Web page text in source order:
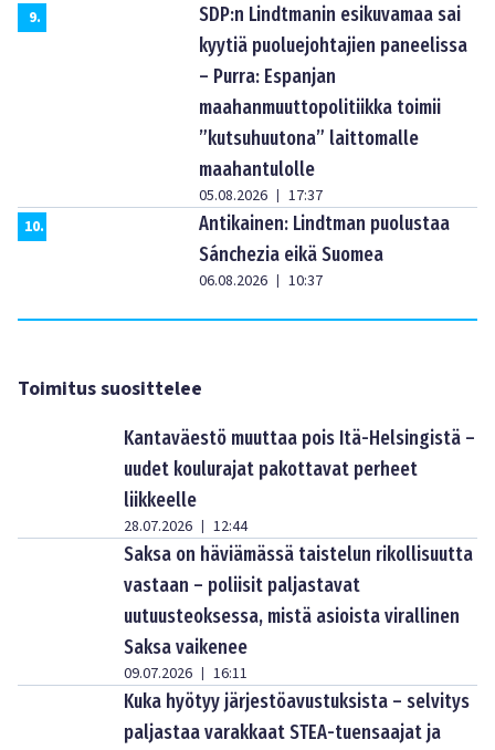
9.
SDP:n Lindtmanin esikuvamaa sai
kyytiä puoluejohtajien paneelissa
– Purra: Espanjan
maahanmuuttopolitiikka toimii
”kutsuhuutona” laittomalle
maahantulolle
05.08.2026 | 17:37
10.
Antikainen: Lindtman puolustaa
Sánchezia eikä Suomea
06.08.2026 | 10:37
Toimitus suosittelee
Kantaväestö muuttaa pois Itä-Helsingistä –
uudet koulurajat pakottavat perheet
liikkeelle
28.07.2026 | 12:44
Saksa on häviämässä taistelun rikollisuutta
vastaan – poliisit paljastavat
uutuusteoksessa, mistä asioista virallinen
Saksa vaikenee
09.07.2026 | 16:11
Kuka hyötyy järjestöavustuksista – selvitys
paljastaa varakkaat STEA-tuensaajat ja